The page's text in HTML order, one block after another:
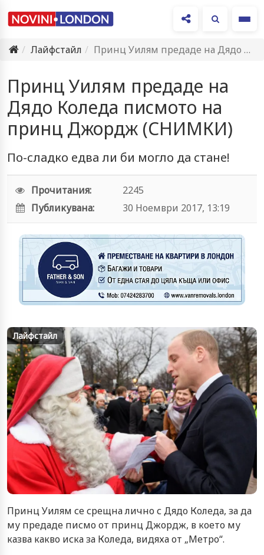
Лайфстайл
Принц Уилям предаде на Дядо Коледа писмото на принц Джордж…
Принц Уилям предаде на
Дядо Коледа писмото на
принц Джордж (СНИМКИ)
По-сладко едва ли би могло да стане!
Прочитания:
2245
Публикувана:
30 Ноември 2017, 13:19
Лайфстайл
Принц Уилям се срещна лично с Дядо Коледа, за да
му предаде писмо от принц Джордж, в което му
казва какво иска за Коледа, видяха от „Метро“.